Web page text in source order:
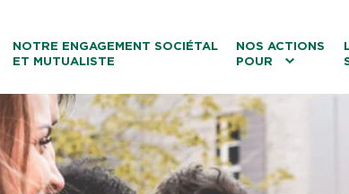
NOTRE ENGAGEMENT SOCIÉTAL
ET MUTUALISTE
NOS ACTIONS
POUR
Le tourisme
Les transitions
Les associations